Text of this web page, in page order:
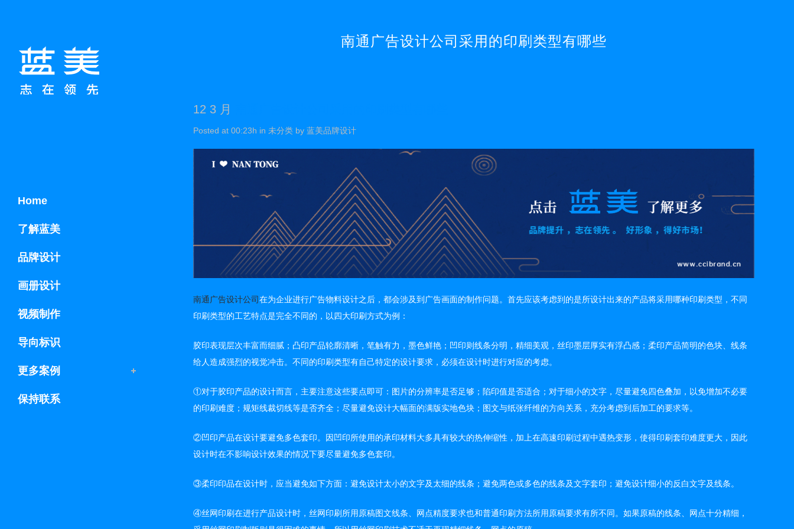
Home
了解蓝美
品牌设计
画册设计
视频制作
导向标识
更多案例
保持联系
南通广告设计公司采用的印刷类型有哪些
12 3 月
Posted at 00:23h in 未分类 by 蓝美品牌设计
南通广告设计公司在为企业进行广告物料设计之后，都会涉及到广告画面的制作问题。首先应该考虑到的是所设计出来的产品将采用哪种印刷类型，不同
印刷类型的工艺特点是完全不同的，以四大印刷方式为例：
胶印表现层次丰富而细腻；凸印产品轮廓清晰，笔触有力，墨色鲜艳；凹印则线条分明，精细美观，丝印墨层厚实有浮凸感；柔印产品简明的色块、线条
给人造成强烈的视觉冲击。不同的印刷类型有自己特定的设计要求，必须在设计时进行对应的考虑。
①对于胶印产品的设计而言，主要注意这些要点即可：图片的分辨率是否足够；陷印值是否适合；对于细小的文字，尽量避免四色叠加，以免增加不必要
的印刷难度；规矩线裁切线等是否齐全；尽量避免设计大幅面的满版实地色块；图文与纸张纤维的方向关系，充分考虑到后加工的要求等。
②凹印产品在设计要避免多色套印。因凹印所使用的承印材料大多具有较大的热伸缩性，加上在高速印刷过程中遇热变形，使得印刷套印难度更大，因此
设计时在不影响设计效果的情况下要尽量避免多色套印。
③柔印印品在设计时，应当避免如下方面：避免设计太小的文字及太细的线条；避免两色或多色的线条及文字套印；避免设计细小的反白文字及线条。
④丝网印刷在进行产品设计时，丝网印刷所用原稿图文线条、网点精度要求也和普通印刷方法所用原稿要求有所不同。如果原稿的线条、网点十分精细，